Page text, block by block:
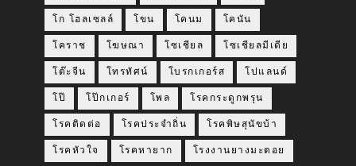
โก โฮลเซลล์ โขน โคนม โคนัน
โคราช โฆษณา โซเชียล โซเชียลมีเดีย
โต๊ะจีน โทรทัศน์ โบรกเกอร์ส โปแลนด์
โป๊ โป๊กเกอร์ โพล โรคกระดูกพรุน
โรคติดต่อ โรคประจำถิ่น โรคพิษสุนัขบ้า
โรคหัวใจ โรคหายาก โรงงานยางมะตอย